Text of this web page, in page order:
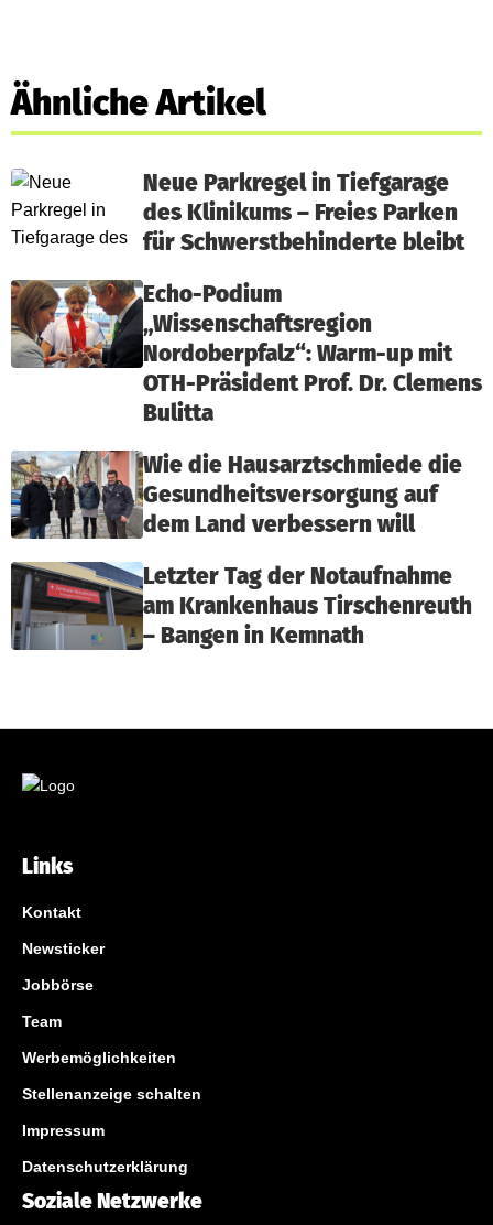
Ähnliche Artikel
Neue Parkregel in Tiefgarage
des Klinikums – Freies Parken
für Schwerstbehinderte bleibt
Echo-Podium
„Wissenschaftsregion
Nordoberpfalz“: Warm-up mit
OTH-Präsident Prof. Dr. Clemens
Bulitta
Wie die Hausarztschmiede die
Gesundheitsversorgung auf
dem Land verbessern will
Letzter Tag der Notaufnahme
am Krankenhaus Tirschenreuth
– Bangen in Kemnath
Links
Kontakt
Newsticker
Jobbörse
Team
Werbemöglichkeiten
Stellenanzeige schalten
Impressum
Datenschutzerklärung
Soziale Netzwerke